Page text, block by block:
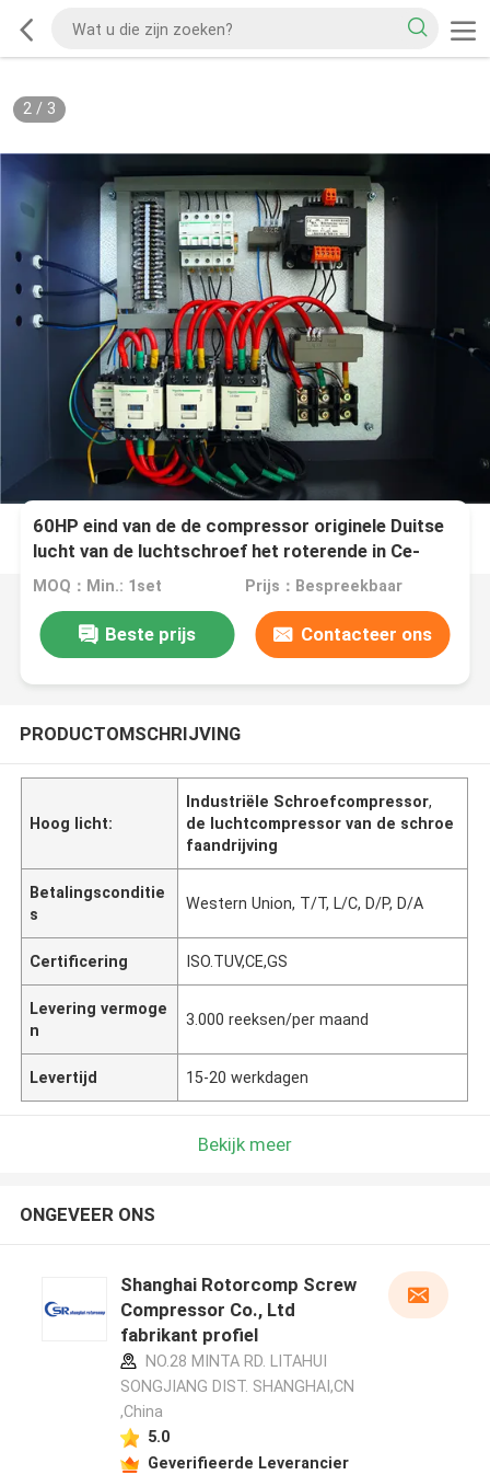
2/ 3
60HP eind van de de compressor originele Duitse
lucht van de luchtschroef het roterende in Ce-
certificaten, 5 jaar garantie
MOQ：Min.: 1set Prijs：Bespreekbaar
Beste prijs Contacteer ons
PRODUCTOMSCHRIJVING
Hoog licht:
Industriële Schroefcompressor,
de luchtcompressor van de schroe
faandrijving
Betalingsconditie
s
Western Union, T/T, L/C, D/P, D/A
Certificering ISO.TUV,CE,GS
Levering vermoge
n
3.000 reeksen/per maand
Levertijd 15-20 werkdagen
Bekijk meer
ONGEVEER ONS
Shanghai Rotorcomp Screw
Compressor Co., Ltd
fabrikant profiel
NO.28 MINTA RD. LITAHUI
SONGJIANG DIST. SHANGHAI,CN
,China
5.0
Geverifieerde Leverancier